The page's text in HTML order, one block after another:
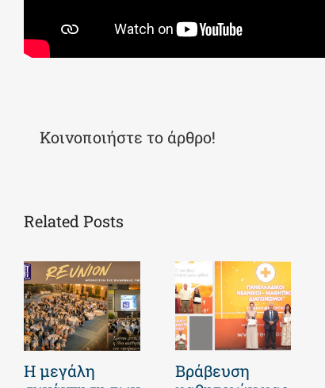
Κοινοποιήστε το άρθρο!
Related Posts
Η μεγάλη
Βράβευση